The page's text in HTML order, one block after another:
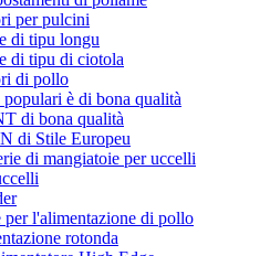
per pulcini
di tipu longu
di tipu di ciotola
di pollo
è di bona qualità
di bona qualità
di Stile Europeu
di mangiatoie per uccelli
per l'alimentazione di pollo
rotonda